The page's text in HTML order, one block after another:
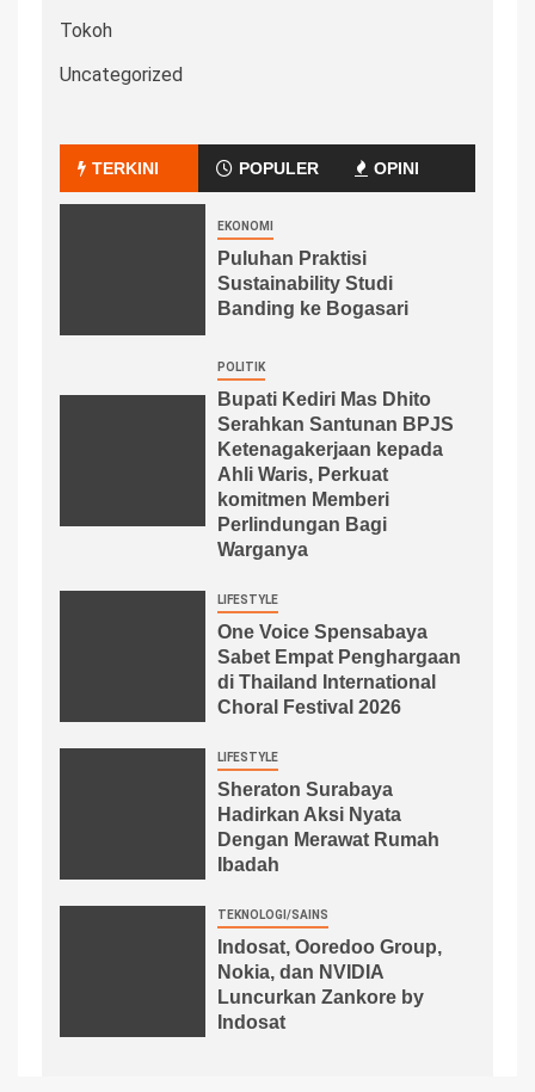
Tokoh
Uncategorized
TERKINI POPULER OPINI
EKONOMI
Puluhan Praktisi
Sustainability Studi
Banding ke Bogasari
POLITIK
Bupati Kediri Mas Dhito
Serahkan Santunan BPJS
Ketenagakerjaan kepada
Ahli Waris, Perkuat
komitmen Memberi
Perlindungan Bagi
Warganya
LIFESTYLE
One Voice Spensabaya
Sabet Empat Penghargaan
di Thailand International
Choral Festival 2026
LIFESTYLE
Sheraton Surabaya
Hadirkan Aksi Nyata
Dengan Merawat Rumah
Ibadah
TEKNOLOGI/SAINS
Indosat, Ooredoo Group,
Nokia, dan NVIDIA
Luncurkan Zankore by
Indosat